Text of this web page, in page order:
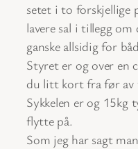
setet i to forskjellige
lavere sal i tillegg
ganske allsidig for
Styret er og over en
du litt kort fra før av
Sykkelen er og 15kg
flytte på.
Som jeg har sagt